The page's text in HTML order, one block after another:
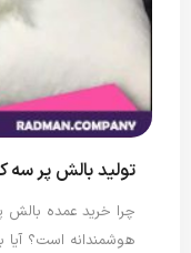
تولید بالش پر سه
چرا خرید عمده بالش
هوشمندانه است؟ آیا